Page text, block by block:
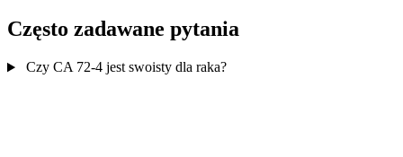
Często zadawane pytania
Czy CA 72-4 jest swoisty dla raka?